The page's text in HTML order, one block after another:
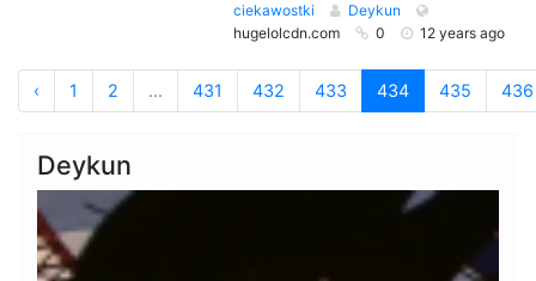
ciekawostki
Deykun
hugelolcdn.com
0 12 years ago
‹ 1 2 ... 431 432 433 434 435 436
Deykun